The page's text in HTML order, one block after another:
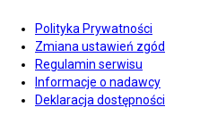
Polityka Prywatności
Zmiana ustawień zgód
Regulamin serwisu
Informacje o nadawcy
Deklaracja dostępności